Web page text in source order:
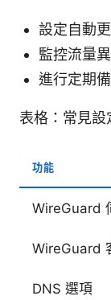
設定自動
監控流量
進行定期
表格：常見設
功能
WireGuard
WireGuard
DNS 選項